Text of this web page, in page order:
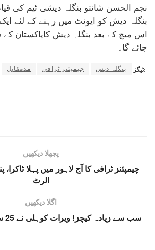
نجم الحسن شانتو بنگلہ دیشی ٹیم کی
بنگلہ دیش کو ایونٹ میں رہنے کے لئے
اس میچ کے بعد بنگلہ دیش کاپاکستان کے
جائے گا۔
ٹیگز: بنگلہ دیش چیمپئنز ٹرافی مدمقابل
پچھلا دیکھیں
چیمپئنز ٹرافی کا آج لاہور میں پہلا
الرٹ
اگلا دیکھیں
سب سے زیادہ کیچز! ویرات کوہلی نے 25 سالہ ریکارڈ توڑ دیا